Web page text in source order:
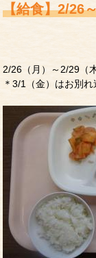
【給食】2/26
2/26（月）～2/29（
＊3/1（金）はお別